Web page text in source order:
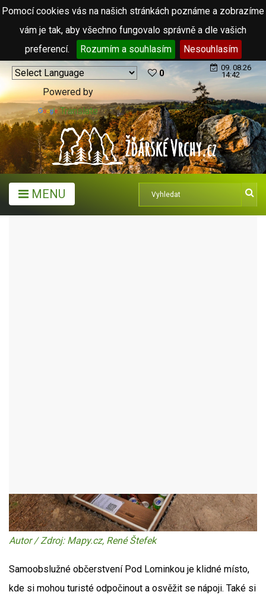
Pomocí cookies vás na našich stránkách poznáme a zobrazíme
vám je tak, aby všechno fungovalo správně a dle vašich
preferencí.
Rozumím a souhlasím Nesouhlasím
Powered by
Translate
0
09. 08.26
14:42
MENU
Autor / Zdroj: Mapy.cz, René Štefek
Samoobslužné občerstvení Pod Lominkou je klidné místo,
kde si mohou turisté odpočinout a osvěžit se nápoji. Také si